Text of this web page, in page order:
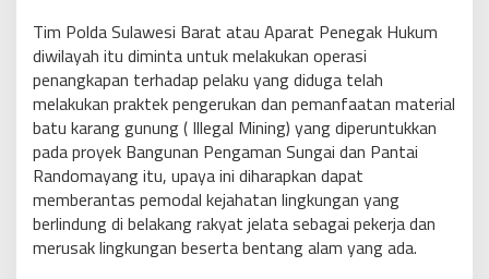
Tim Polda Sulawesi Barat atau Aparat Penegak Hukum
diwilayah itu diminta untuk melakukan operasi
penangkapan terhadap pelaku yang diduga telah
melakukan praktek pengerukan dan pemanfaatan material
batu karang gunung ( Illegal Mining) yang diperuntukkan
pada proyek Bangunan Pengaman Sungai dan Pantai
Randomayang itu, upaya ini diharapkan dapat
memberantas pemodal kejahatan lingkungan yang
berlindung di belakang rakyat jelata sebagai pekerja dan
merusak lingkungan beserta bentang alam yang ada.